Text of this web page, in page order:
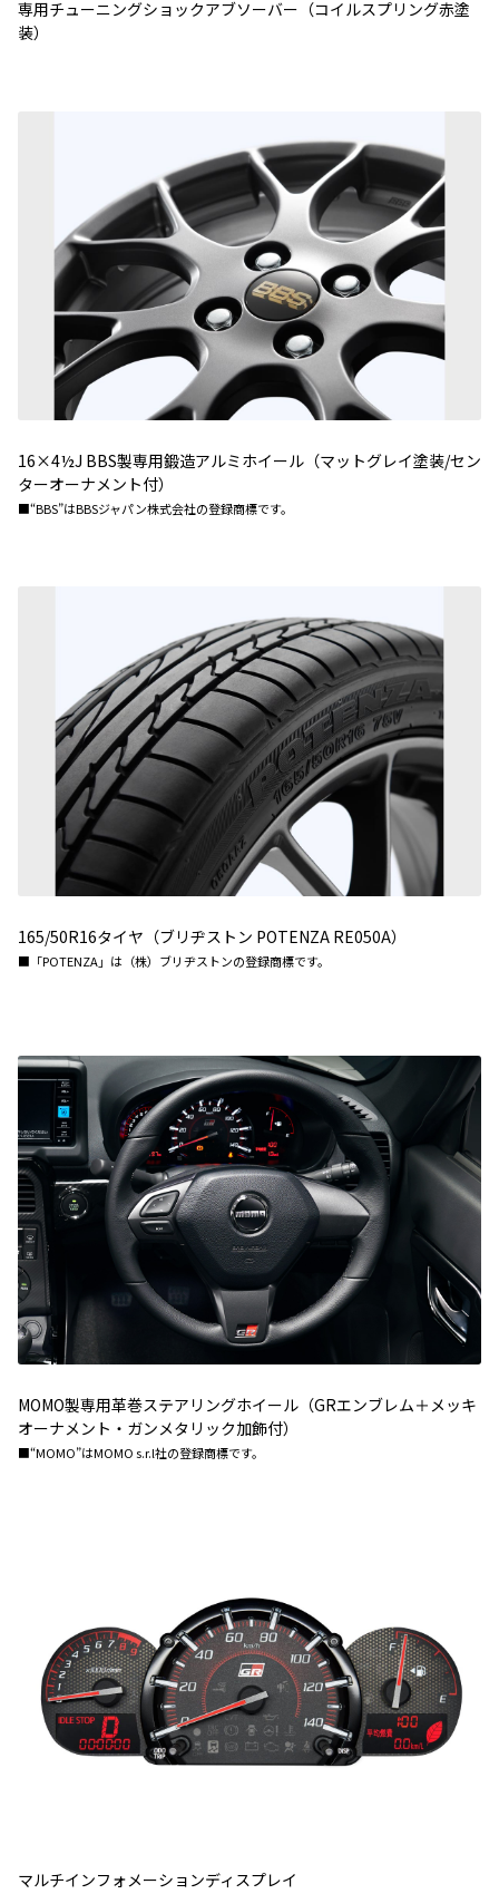
専用チューニングショックアブソーバー（コイルスプリング赤塗
装）
16×4½J BBS製専用鍛造アルミホイール（マットグレイ塗装/セン
ターオーナメント付）
■“BBS”はBBSジャパン株式会社の登録商標です。
165/50R16タイヤ（ブリヂストン POTENZA RE050A）
■「POTENZA」は（株）ブリヂストンの登録商標です。
MOMO製専用革巻ステアリングホイール（GRエンブレム＋メッキ
オーナメント・ガンメタリック加飾付）
■“MOMO”はMOMO s.r.l社の登録商標です。
マルチインフォメーションディスプレイ